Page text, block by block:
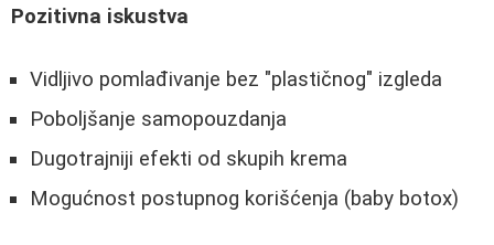
Pozitivna iskustva
Vidljivo pomlađivanje bez "plastičnog" izgleda
Poboljšanje samopouzdanja
Dugotrajniji efekti od skupih krema
Mogućnost postupnog korišćenja (baby botox)